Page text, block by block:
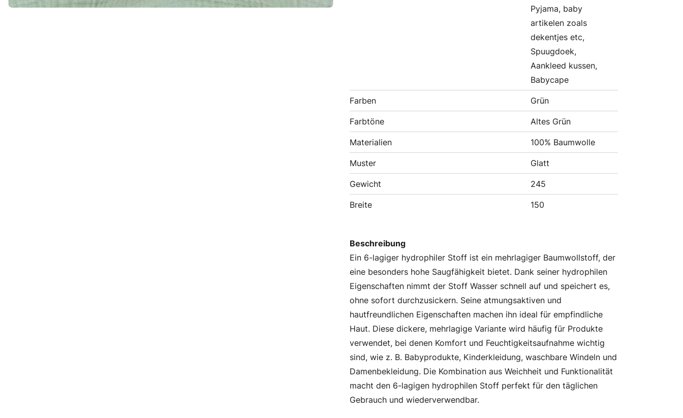
Pyjama, baby
artikelen zoals
dekentjes etc,
Spuugdoek,
Aankleed kussen,
Babycape
Farben Grün
Farbtöne Altes Grün
Materialien 100% Baumwolle
Muster Glatt
Gewicht 245
Breite 150
Beschreibung
Ein 6-lagiger hydrophiler Stoff ist ein mehrlagiger Baumwollstoff, der
eine besonders hohe Saugfähigkeit bietet. Dank seiner hydrophilen
Eigenschaften nimmt der Stoff Wasser schnell auf und speichert es,
ohne sofort durchzusickern. Seine atmungsaktiven und
hautfreundlichen Eigenschaften machen ihn ideal für empfindliche
Haut. Diese dickere, mehrlagige Variante wird häufig für Produkte
verwendet, bei denen Komfort und Feuchtigkeitsaufnahme wichtig
sind, wie z. B. Babyprodukte, Kinderkleidung, waschbare Windeln und
Damenbekleidung. Die Kombination aus Weichheit und Funktionalität
macht den 6-lagigen hydrophilen Stoff perfekt für den täglichen
Gebrauch und wiederverwendbar.